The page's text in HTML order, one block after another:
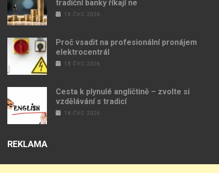
tradiční banky říkají ne
18 ČVC 2026
Proč vsadit na profesionální pronájem
elektrocentrál
18 ČVC 2026
Cesta k plynulé angličtině – zvolte si
vzdělávání s tradicí
18 ČVC 2026
REKLAMA